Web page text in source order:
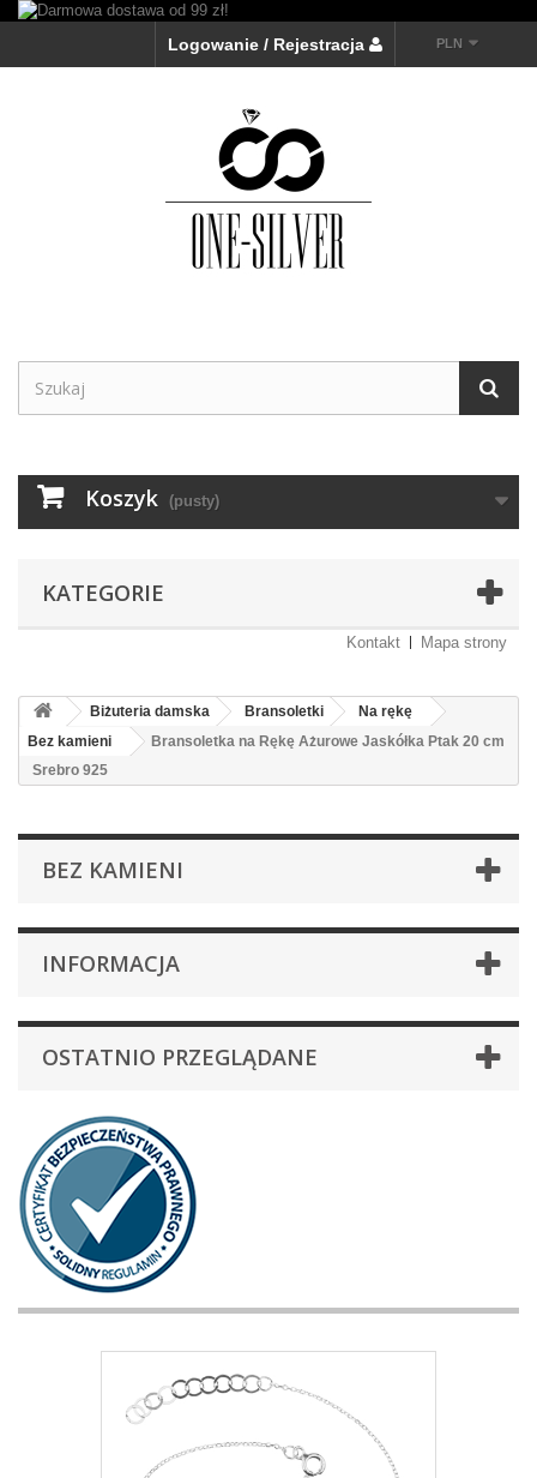
PLN
Logowanie / Rejestracja
Koszyk (pusty)
KATEGORIE
Kontakt Mapa strony
Biżuteria damska Bransoletki
Na rękę
Bez kamieni
Bransoletka na Rękę Ażurowe Jaskółka Ptak 20 cm
Srebro 925
BEZ KAMIENI
INFORMACJA
OSTATNIO PRZEGLĄDANE